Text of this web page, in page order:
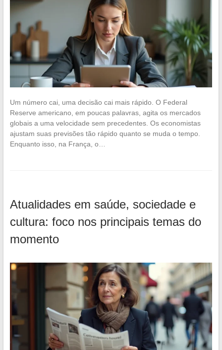
Um número cai, uma decisão cai mais rápido. O Federal
Reserve americano, em poucas palavras, agita os mercados
globais a uma velocidade sem precedentes. Os economistas
ajustam suas previsões tão rápido quanto se muda o tempo.
Enquanto isso, na França, o…
Atualidades em saúde, sociedade e
cultura: foco nos principais temas do
momento